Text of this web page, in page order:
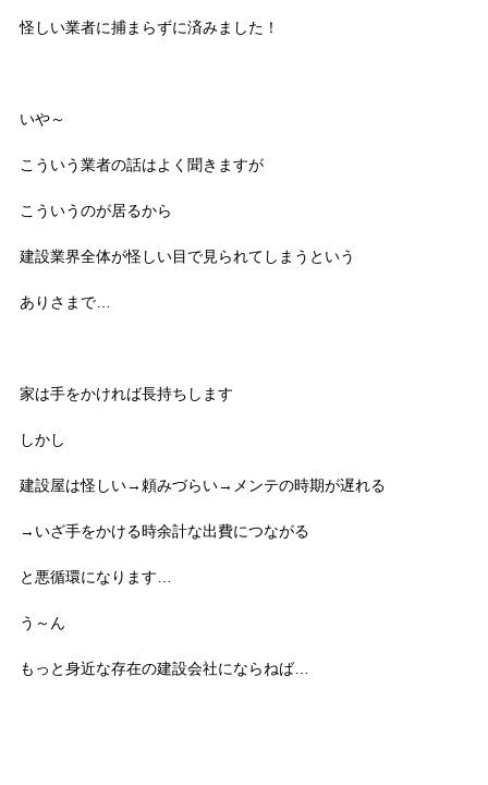
怪しい業者に捕まらずに済みました！
いや～
こういう業者の話はよく聞きますが
こういうのが居るから
建設業界全体が怪しい目で見られてしまうという
ありさまで…
家は手をかければ長持ちします
しかし
建設屋は怪しい→頼みづらい→メンテの時期が遅れる
→いざ手をかける時余計な出費につながる
と悪循環になります…
う～ん
もっと身近な存在の建設会社にならねば…